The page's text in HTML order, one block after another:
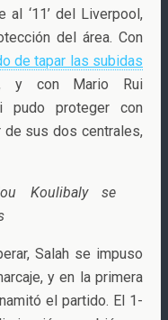
al ‘11’ del Liverpool,
del área. Con
de tapar las subidas
y con Mario Rui
pudo proteger con
de sus dos centrales,
Koulibaly se
Salah se impuso
y en la primera
el partido. El 1-